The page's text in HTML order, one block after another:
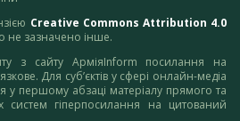
Creative Commons Attribution 4.0
не зазначено інше.
з сайту АрміяInform посилання на
Для суб’єктів у сфері онлайн-медіа
у першому абзаці матеріалу прямого та
систем гіперпосилання на цитований